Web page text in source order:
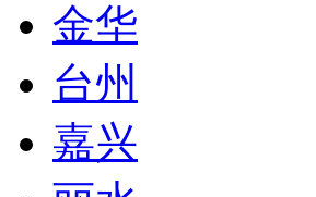
金华
台州
嘉兴